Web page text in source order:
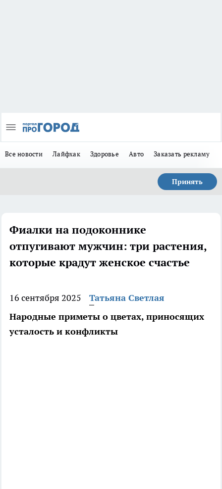
Все новости Лайфхак Здоровье Авто Заказать рекламу
Принять
Фиалки на подоконнике
отпугивают мужчин: три растения,
которые крадут женское счастье
16 сентября 2025
Татьяна Светлая
Народные приметы о цветах, приносящих
усталость и конфликты